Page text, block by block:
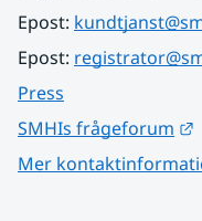
Epost:
Epost:
Press
SMHIs frågeforum
Mer